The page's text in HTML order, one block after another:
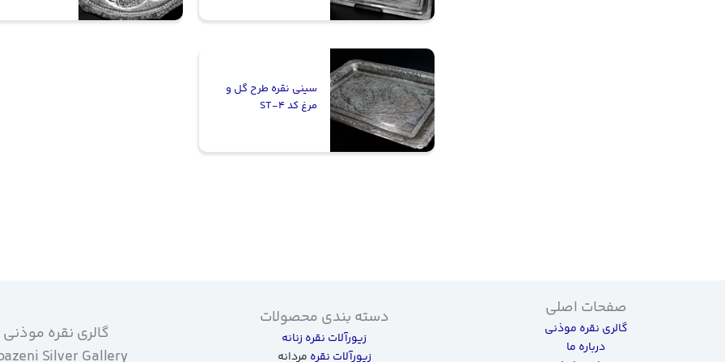
سینی نقره طرح گل و
مرغ کد ST-4
صفحات اصلی
گالری نقره موذنی
درباره ما
دسته بندی محصولات
زیورآلات نقره زنانه
زیورآلات نقره مردانه
گالری نقره موذنی
Silver Gallery